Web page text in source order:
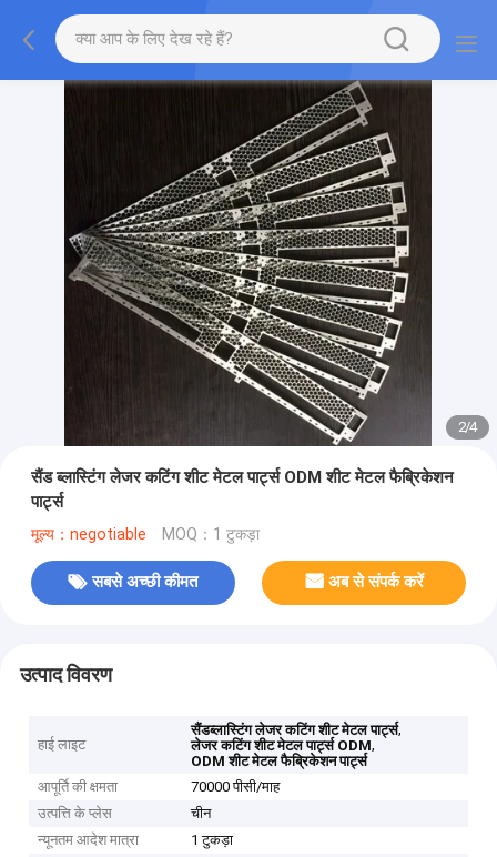
2/4
सैंड ब्लास्टिंग लेजर कटिंग शीट मेटल पार्ट्स ODM शीट मेटल फैब्रिकेशन
पार्ट्स
मूल्य：negotiable MOQ：1 टुकड़ा
सबसे अच्छी कीमत अब से संपर्क करें
उत्पाद विवरण
हाई लाइट
सैंडब्लास्टिंग लेजर कटिंग शीट मेटल पार्ट्स,
लेजर कटिंग शीट मेटल पार्ट्स ODM,
ODM शीट मेटल फैब्रिकेशन पार्ट्स
आपूर्ति की क्षमता
70000 पीसी/माह
उत्पत्ति के प्लेस
चीन
न्यूनतम आदेश मात्रा
1 टुकड़ा